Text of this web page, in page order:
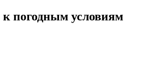
к погодным условиям